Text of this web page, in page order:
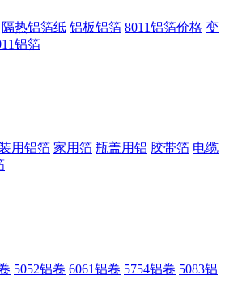
隔热铝箔纸 铝板铝箔 8011铝箔价格 变
铝箔
用铝箔 家用箔 瓶盖用铝 胶带箔 电缆
5052铝卷 6061铝卷 5754铝卷 5083铝